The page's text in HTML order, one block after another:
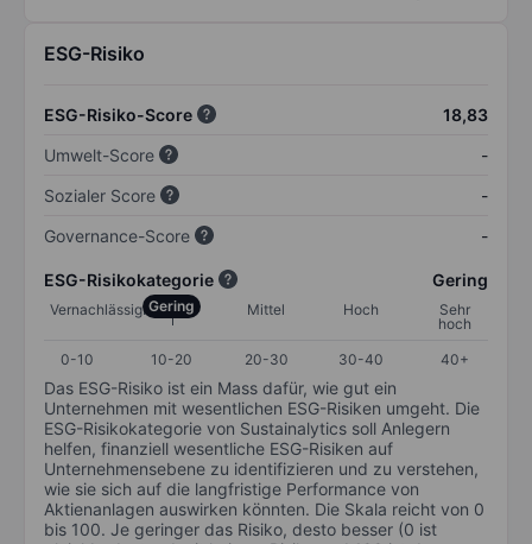
ESG-Risiko
ESG-Risiko-Score
18,83
Umwelt-Score
-
Sozialer Score
-
Governance-Score
-
ESG-Risikokategorie Gering
VernachlässigbarGering Mittel Hoch
Sehr
hoch
0-10
10-20 20-30 30-40 40+
Das ESG-Risiko ist ein Mass dafür, wie gut ein
Unternehmen mit wesentlichen ESG-Risiken umgeht. Die
ESG-Risikokategorie von Sustainalytics soll Anlegern
helfen, finanziell wesentliche ESG-Risiken auf
Unternehmensebene zu identifizieren und zu verstehen,
wie sie sich auf die langfristige Performance von
Aktienanlagen auswirken könnten. Die Skala reicht von 0
bis 100. Je geringer das Risiko, desto besser (0 ist